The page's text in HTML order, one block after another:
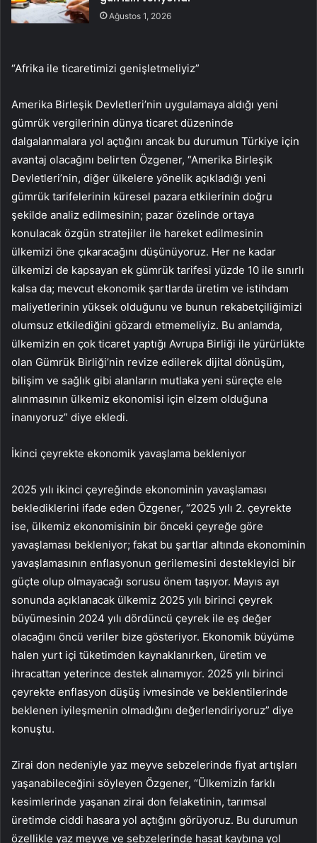
Ağustos 1, 2026
“Afrika ile ticaretimizi genişletmeliyiz”
Amerika Birleşik Devletleri’nin uygulamaya aldığı yeni
gümrük vergilerinin dünya ticaret düzeninde
dalgalanmalara yol açtığını ancak bu durumun Türkiye için
avantaj olacağını belirten Özgener, “Amerika Birleşik
Devletleri’nin, diğer ülkelere yönelik açıkladığı yeni
gümrük tarifelerinin küresel pazara etkilerinin doğru
şekilde analiz edilmesinin; pazar özelinde ortaya
konulacak özgün stratejiler ile hareket edilmesinin
ülkemizi öne çıkaracağını düşünüyoruz. Her ne kadar
ülkemizi de kapsayan ek gümrük tarifesi yüzde 10 ile sınırlı
kalsa da; mevcut ekonomik şartlarda üretim ve istihdam
maliyetlerinin yüksek olduğunu ve bunun rekabetçiliğimizi
olumsuz etkilediğini gözardı etmemeliyiz. Bu anlamda,
ülkemizin en çok ticaret yaptığı Avrupa Birliği ile yürürlükte
olan Gümrük Birliği’nin revize edilerek dijital dönüşüm,
bilişim ve sağlık gibi alanların mutlaka yeni süreçte ele
alınmasının ülkemiz ekonomisi için elzem olduğuna
inanıyoruz” diye ekledi.
İkinci çeyrekte ekonomik yavaşlama bekleniyor
2025 yılı ikinci çeyreğinde ekonominin yavaşlaması
beklediklerini ifade eden Özgener, “2025 yılı 2. çeyrekte
ise, ülkemiz ekonomisinin bir önceki çeyreğe göre
yavaşlaması bekleniyor; fakat bu şartlar altında ekonominin
yavaşlamasının enflasyonun gerilemesini destekleyici bir
güçte olup olmayacağı sorusu önem taşıyor. Mayıs ayı
sonunda açıklanacak ülkemiz 2025 yılı birinci çeyrek
büyümesinin 2024 yılı dördüncü çeyrek ile eş değer
olacağını öncü veriler bize gösteriyor. Ekonomik büyüme
halen yurt içi tüketimden kaynaklanırken, üretim ve
ihracattan yeterince destek alınamıyor. 2025 yılı birinci
çeyrekte enflasyon düşüş ivmesinde ve beklentilerinde
beklenen iyileşmenin olmadığını değerlendiriyoruz” diye
konuştu.
Zirai don nedeniyle yaz meyve sebzelerinde fiyat artışları
yaşanabileceğini söyleyen Özgener, “Ülkemizin farklı
kesimlerinde yaşanan zirai don felaketinin, tarımsal
üretimde ciddi hasara yol açtığını görüyoruz. Bu durumun
özellikle yaz meyve ve sebzelerinde hasat kaybına yol